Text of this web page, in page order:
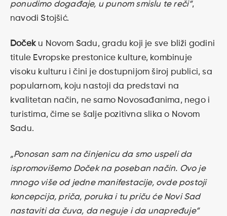
ponudimo događaje, u punom smislu te reči“,
navodi Stojšić.
Doček u Novom Sadu, gradu koji je sve bliži godini
titule Evropske prestonice kulture, kombinuje
visoku kulturu i čini je dostupnijom široj publici, sa
popularnom, koju nastoji da predstavi na
kvalitetan način, ne samo Novosađanima, nego i
turistima, čime se šalje pozitivna slika o Novom
Sadu.
„Ponosan sam na činjenicu da smo uspeli da
ispromovišemo Doček na poseban način. Ovo je
mnogo više od jedne manifestacije, ovde postoji
koncepcija, priča, poruka i tu priču će Novi Sad
nastaviti da čuva, da neguje i da unapređuje“